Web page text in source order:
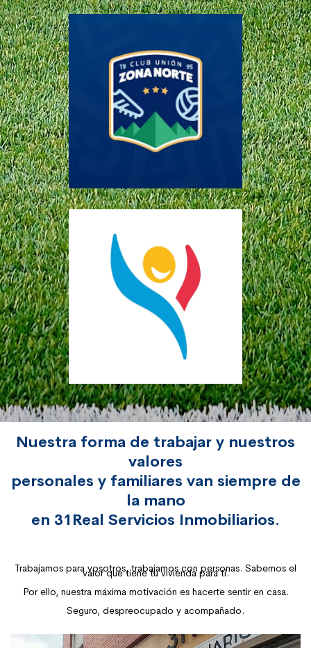
Nuestra forma de trabajar y nuestros
valores
personales y familiares van siempre de
la mano
en 31Real Servicios Inmobiliarios.
Trabajamos para vosotros, trabajamos con personas. Sabemos el
valor que tiene tu vivienda para ti.
Por ello, nuestra máxima motivación es hacerte sentir en casa.
Seguro, despreocupado y acompañado.